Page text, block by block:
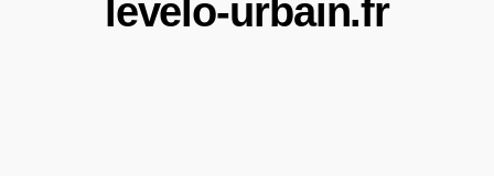
levelo-urbain.fr